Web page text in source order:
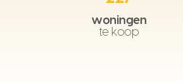
woningen
te koop